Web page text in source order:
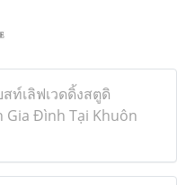
ท์เลิฟเวดดิ้งสตูดิ
Gia Đình Tại Khuôn